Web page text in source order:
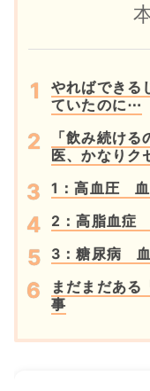
やればできる
ていたのに⋯
「飲み続け
医、かなりク
1：高血圧 血
2：高脂血症
3：糖尿病 血
まだまだある
事